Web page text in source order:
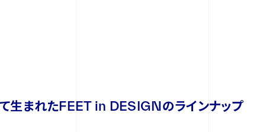
生まれたFEET in DESIGNのラインナップ